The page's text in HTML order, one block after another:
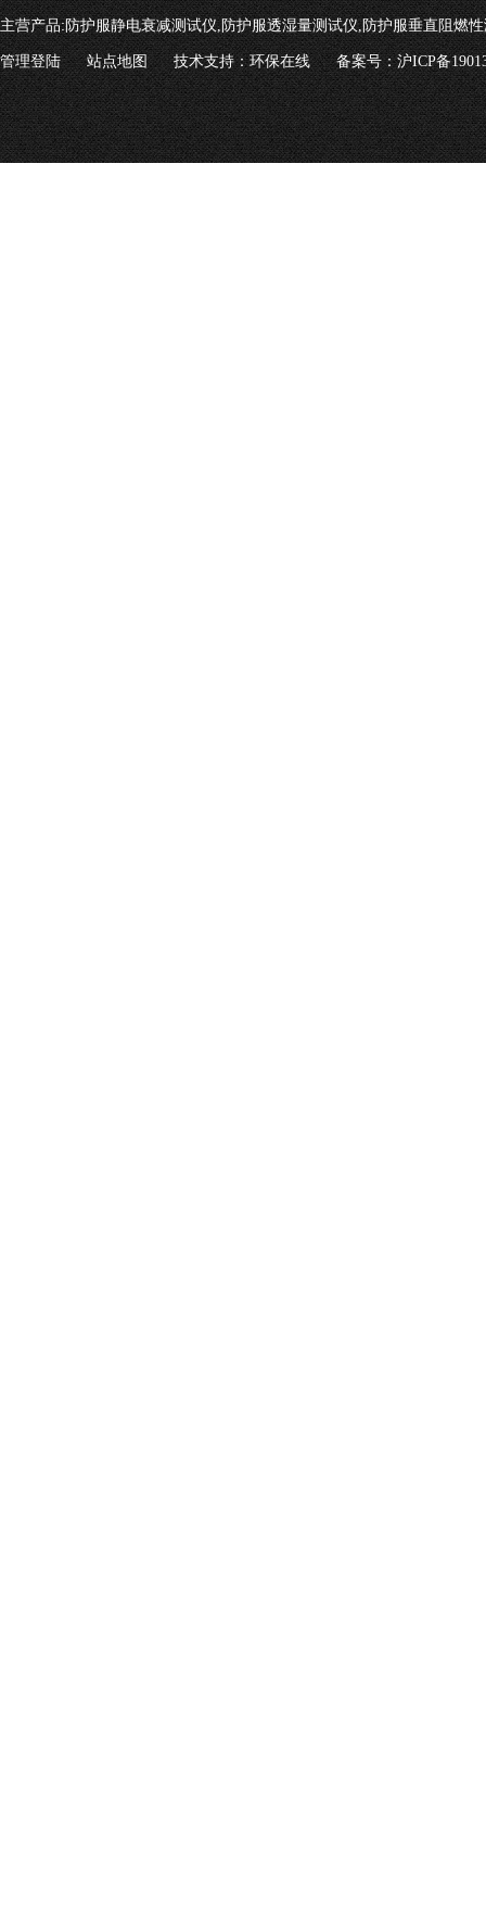
主营产品:防护服静电衰减测试仪,防护服透湿量测试仪,防护服垂直阻燃
管理登陆 站点地图 技术支持：环保在线 备案号：沪ICP备